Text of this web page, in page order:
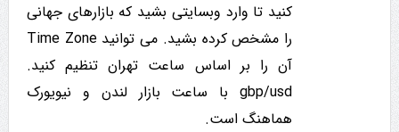
کنید تا وارد وبسایتی بشید که بازارهای جهانی
را مشخص کرده بشید. می توانید Time Zone
آن را بر اساس ساعت تهران تنظیم کنید.
gbp/usd با ساعت بازار لندن و نیویورک
هماهنگ است.